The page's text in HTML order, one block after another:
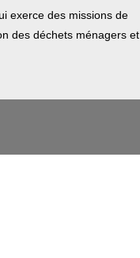
exerce des missions de
des déchets ménagers et